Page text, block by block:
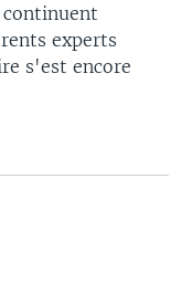
continuent
experts
s'est encore